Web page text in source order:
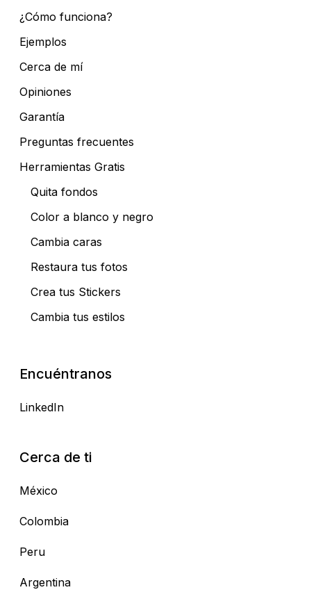
¿Cómo funciona?
Ejemplos
Cerca de mí
Opiniones
Garantía
Preguntas frecuentes
Herramientas Gratis
Quita fondos
Color a blanco y negro
Cambia caras
Restaura tus fotos
Crea tus Stickers
Cambia tus estilos
Encuéntranos
LinkedIn
Cerca de ti
México
Colombia
Peru
Argentina